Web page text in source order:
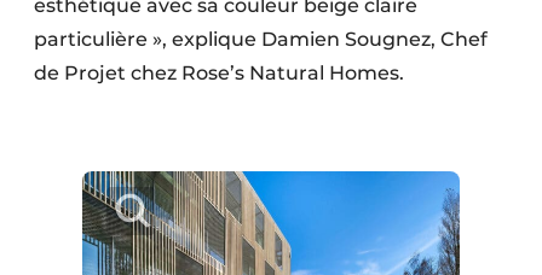
esthétique avec sa couleur beige claire
particulière », explique Damien Sougnez, Chef
de Projet chez Rose’s Natural Homes.